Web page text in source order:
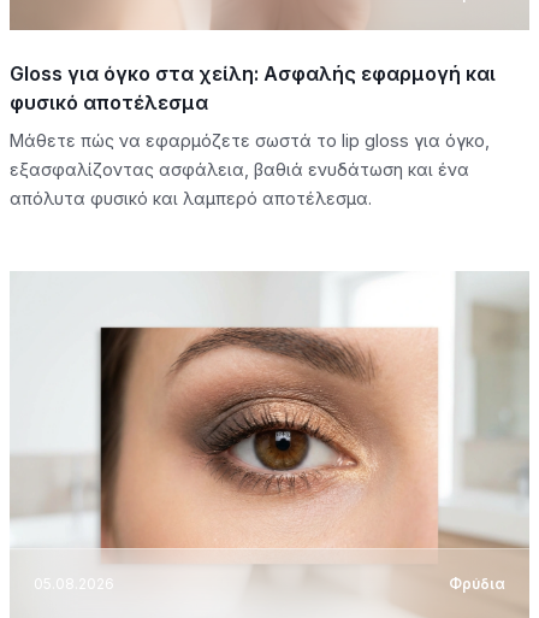
Gloss για όγκο στα χείλη: Ασφαλής εφαρμογή και
φυσικό αποτέλεσμα
Μάθετε πώς να εφαρμόζετε σωστά το lip gloss για όγκο,
εξασφαλίζοντας ασφάλεια, βαθιά ενυδάτωση και ένα
απόλυτα φυσικό και λαμπερό αποτέλεσμα.
05.08.2026 Φρύδια